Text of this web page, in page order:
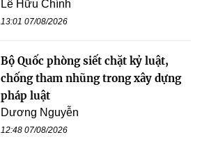
Lê Hữu Chính
13:01 07/08/2026
Bộ Quốc phòng siết chặt kỷ luật,
chống tham nhũng trong xây dựng
pháp luật
Dương Nguyễn
12:48 07/08/2026